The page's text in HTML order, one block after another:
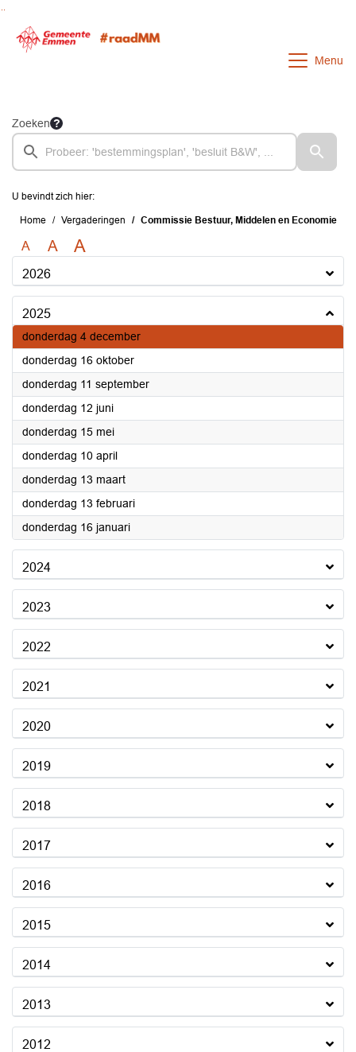
Menu
Zoeken
U bevindt zich hier:
Home Vergaderingen Commissie Bestuur, Middelen en Economie
A A A
2026
2025
donderdag 4 december2025
donderdag 16 oktober2025
donderdag 11 september2025
donderdag 12 juni2025
donderdag 15 mei2025
donderdag 10 april2025
donderdag 13 maart2025
donderdag 13 februari2025
donderdag 16 januari2025
2024
2023
2022
2021
2020
2019
2018
2017
2016
2015
2014
2013
2012